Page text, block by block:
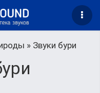
» Звуки бури